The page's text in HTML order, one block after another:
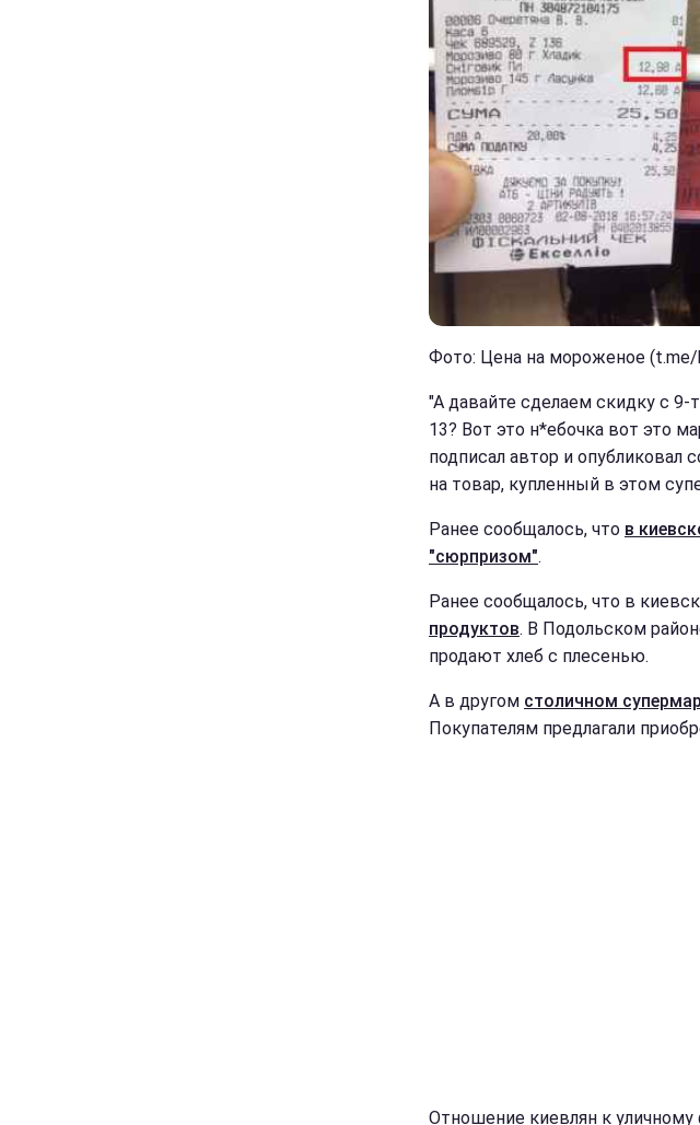
Фото: Цена на мороженое (t.me/
"А давайте сделаем скидку с
13? Вот это н*ебочка вот это
подписал автор и
на товар, купленный в этом
Ранее сообщалось, что в
"сюрпризом".
Ранее сообщалось, что в
продуктов. В Подольском
продают хлеб с плесенью.
А в другом столичном
Покупателям предлагали
Отношение киевлян к